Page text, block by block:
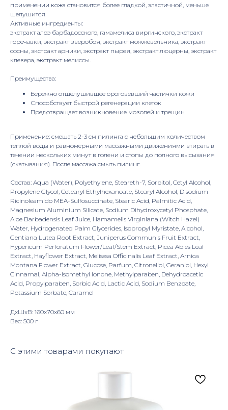
применении кожа становится более гладкой, эластичной, меньше
шелушится.
Активные ингредиенты:
экстракт алоэ барбадосского, гамамелиса виргинского, экстракт
горечавки, экстракт зверобоя, экстракт можжевельника, экстракт
сосны, экстракт арники, экстракт пырея, экстракт люцерны, экстракт
клевера, экстракт мелиссы.
Преимущества:
Бережно отшелушившее ороговевший частички кожи
Способствует быстрой регенерации клеток
Предотвращает возникновение мозолей и трещин
Применение: смешать 2-3 см пилинга с небольшим количеством
теплой воды и равномерными массажными движениями втирать в
течении нескольких минут в голени и стопы до полного высыхания
(скатывания). После массажа смыть пилинг.
Состав: Aqua (Water), Polyethylene, Steareth-7, Sorbitol, Cetyl Alcohol,
Propylene Glycol, Cetearyl Ethylhexanoate, Stearyl Alcohol, Disodium
Ricinoleamido MEA-Sulfosuccinate, Stearic Acid, Palmitic Acid,
Magnesium Aluminium Silicate, Sodium Dihydroxycetyl Phosphate,
Aloe Barbadensis Leaf Juice, Hamamelis Virginiana (Witch Hazel)
Water, Hydrogenated Palm Glycerides, Isopropyl Myristate, Alcohol,
Gentiana Lutea Root Extract, Juniperus Communis Fruit Extract,
Hypericum Perforatum Flower/Leaf/Stem Extract, Picea Abies Leaf
Extract, Hayflower Extract, Melisssa Officinalis Leaf Extract, Arnica
Montana Flower Extract, Glucose, Parfum, Citronellol, Geraniol, Hexyl
Cinnamal, Alpha-Isomethyl Ionone, Methylparaben, Dehydroacetic
Acid, Propylparaben, Sorbic Acid, Lactic Acid, Sodium Benzoate,
Potassium Sorbate, Caramel
ДxШxВ: 160x70x60 мм
Вес: 500 г
С этими товарами покупают